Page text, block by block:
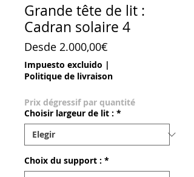
Grande tête de lit :
Cadran solaire 4
Desde 2.000,00€
Impuesto excluido |
Politique de livraison
Prix dégressif par quantité
Choisir largeur de lit : *
Choix du support : *